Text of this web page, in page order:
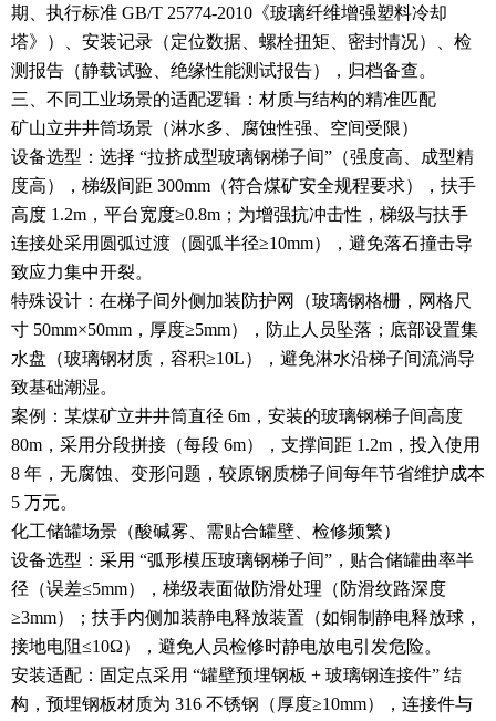
期、执行标准 GB/T 25774-2010《玻璃纤维增强塑料冷却
塔》）、安装记录（定位数据、螺栓扭矩、密封情况）、检
测报告（静载试验、绝缘性能测试报告），归档备查。
三、不同工业场景的适配逻辑：材质与结构的精准匹配
矿山立井井筒场景（淋水多、腐蚀性强、空间受限）
设备选型：选择 “拉挤成型玻璃钢梯子间”（强度高、成型精
度高），梯级间距 300mm（符合煤矿安全规程要求），扶手
高度 1.2m，平台宽度≥0.8m；为增强抗冲击性，梯级与扶手
连接处采用圆弧过渡（圆弧半径≥10mm），避免落石撞击导
致应力集中开裂。
特殊设计：在梯子间外侧加装防护网（玻璃钢格栅，网格尺
寸 50mm×50mm，厚度≥5mm），防止人员坠落；底部设置集
水盘（玻璃钢材质，容积≥10L），避免淋水沿梯子间流淌导
致基础潮湿。
案例：某煤矿立井井筒直径 6m，安装的玻璃钢梯子间高度
80m，采用分段拼接（每段 6m），支撑间距 1.2m，投入使用
8 年，无腐蚀、变形问题，较原钢质梯子间每年节省维护成本
5 万元。
化工储罐场景（酸碱雾、需贴合罐壁、检修频繁）
设备选型：采用 “弧形模压玻璃钢梯子间”，贴合储罐曲率半
径（误差≤5mm），梯级表面做防滑处理（防滑纹路深度
≥3mm）；扶手内侧加装静电释放装置（如铜制静电释放球，
接地电阻≤10Ω），避免人员检修时静电放电引发危险。
安装适配：固定点采用 “罐壁预埋钢板 + 玻璃钢连接件” 结
构，预埋钢板材质为 316 不锈钢（厚度≥10mm），连接件与